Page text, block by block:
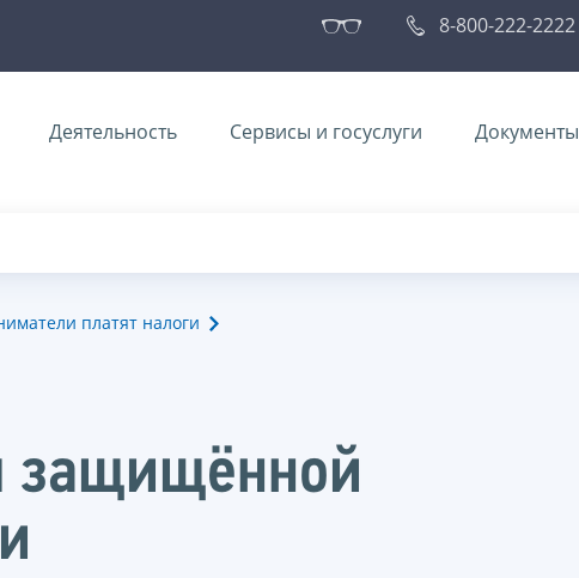
8-800-222-2222
Деятельность Сервисы и госуслуги Документы
платят налоги
защищённой